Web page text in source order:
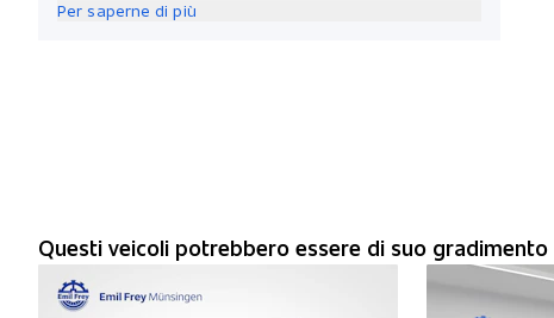
Per saperne di più
Questi veicoli potrebbero essere di suo gradimento